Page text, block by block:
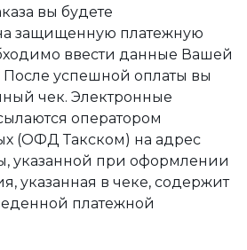
вы будете
защищенную платежную
ввести данные Вашей
После успешной оплаты вы
чек. Электронные
оператором
(ОФД Такском) на адрес
указанной при оформлении
указанная в чеке, содержит
платежной